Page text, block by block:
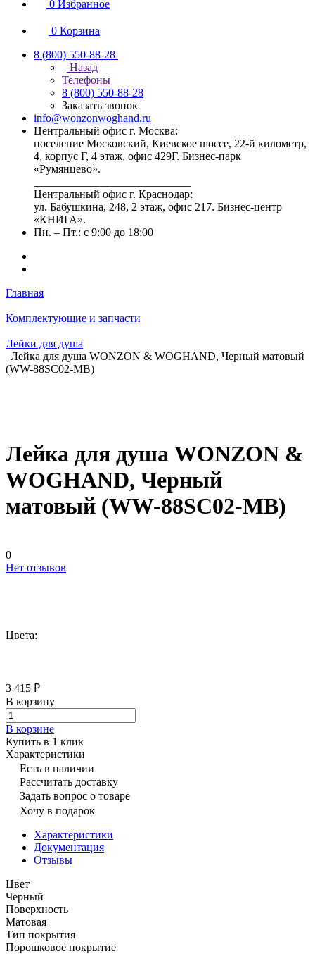
0 Избранное
0 Корзина
8 (800) 550-88-28
Назад
Телефоны
8 (800) 550-88-28
Заказать звонок
info@wonzonwoghand.ru
Центральный офис г. Москва:
поселение Московский, Киевское шоссе, 22-й километр,
4, корпус Г, 4 этаж, офис 429Г. Бизнес-парк
«Румянцево».
Центральный офис г. Краснодар:
ул. Бабушкина, 248, 2 этаж, офис 217. Бизнес-центр
«КНИГА».
Пн. – Пт.: с 9:00 до 18:00
Главная
Комплектующие и запчасти
Лейки для душа
Лейка для душа WONZON & WOGHAND, Черный матовый
(WW-88SC02-MB)
Лейка для душа WONZON &
WOGHAND, Черный
матовый (WW-88SC02-MB)
0
Нет отзывов
Цвета:
3 415 ₽
В корзину
В корзине
Купить в 1 клик
Характеристики
Есть в наличии
Рассчитать доставку
Задать вопрос о товаре
Хочу в подарок
Характеристики
Документация
Отзывы
Цвет
Черный
Поверхность
Матовая
Тип покрытия
Порошковое покрытие